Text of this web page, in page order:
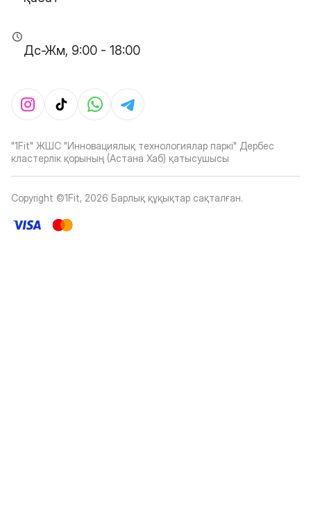
Дс-Жм, 9:00 - 18:00
"1Fit" ЖШС "Инновациялық технологиялар паркі" Дербес
кластерлік қорының (Астана Хаб) қатысушысы
Copyright ©1Fit, 2026 Барлық құқықтар сақталған.